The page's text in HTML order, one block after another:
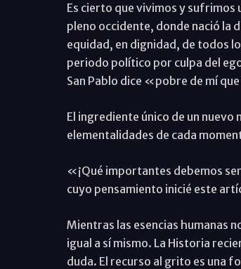
Es cierto que vivimos y sufrimos
pleno occidente, donde nació la
equidad, en dignidad, de todos
periodo político por culpa del
San Pablo dice «pobre de mí
El ingrediente único de un nuevo
elementalidades de cada
«¡Qué importantes debemos
cuyo pensamiento inicié este
Mientras las esencias humanas
igual a sí mismo. La Historia
duda. El recurso al grito es una